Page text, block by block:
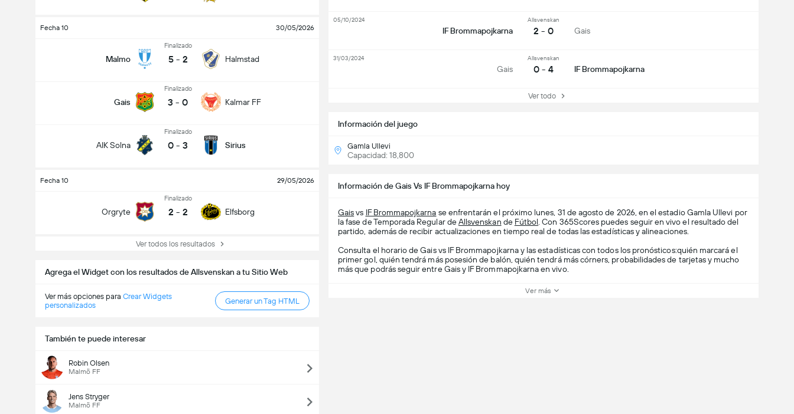
Fecha 10 30/05/2026
Malmo
Finalizado
5 - 2 Halmstad
Gais
Finalizado
3 - 0 Kalmar FF
AIK Solna
Finalizado
0 - 3 Sirius
Fecha 10 29/05/2026
Orgryte
Finalizado
2 - 2 Elfsborg
Ver todos los resultados
Agrega el Widget con los resultados de Allsvenskan a tu Sitio Web
Ver más opciones para Crear Widgets
personalizados
Generar un Tag HTML
También te puede interesar
Robin Olsen
Malmö FF
Jens Stryger
Malmö FF
Información del juego
Gamla Ullevi
Capacidad: 18,800
IF Brommapojkarna
Allsvenskan
2 - 0 Gais
05/10/2024
Gais
Allsvenskan
0 - 4 IF Brommapojkarna
31/03/2024
Ver todo
Información de Gais Vs IF Brommapojkarna hoy
Gaisvs IF Brommapojkarna se enfrentarán el próximo lunes, 31 de agosto de 2026, en el estadio Gamla Ullevi por
la fase de Temporada Regular deAllsvenskan de Fútbol . Con 365Scores puedes seguir en vivo el resultado del
partido, además de recibir actualizaciones en tiempo real de todas las estadísticas y alineaciones.
Consulta el horario de Gais vs IF Brommapojkarna y las estadísticas con todos los pronósticos:quién marcará el
primer gol, quién tendrá más posesión de balón, quién tendrá más córners, probabilidades de tarjetas y mucho
más que podrás seguir entre Gais y IF Brommapojkarna en vivo.
Ver más